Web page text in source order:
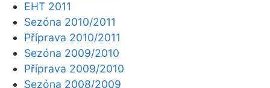
EHT 2011
Sezóna 2010/2011
Příprava 2010/2011
Sezóna 2009/2010
Příprava 2009/2010
Sezóna 2008/2009